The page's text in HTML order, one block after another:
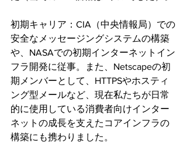
初期キャリア：CIA（中央情報局）での
安全なメッセージングシステムの構築
や、NASAでの初期インターネットイン
フラ開発に従事。また、Netscapeの初
期メンバーとして、HTTPSやホスティ
ング型メールなど、現在私たちが日常
的に使用している消費者向けインター
ネットの成長を支えたコアインフラの
構築にも携わりました。